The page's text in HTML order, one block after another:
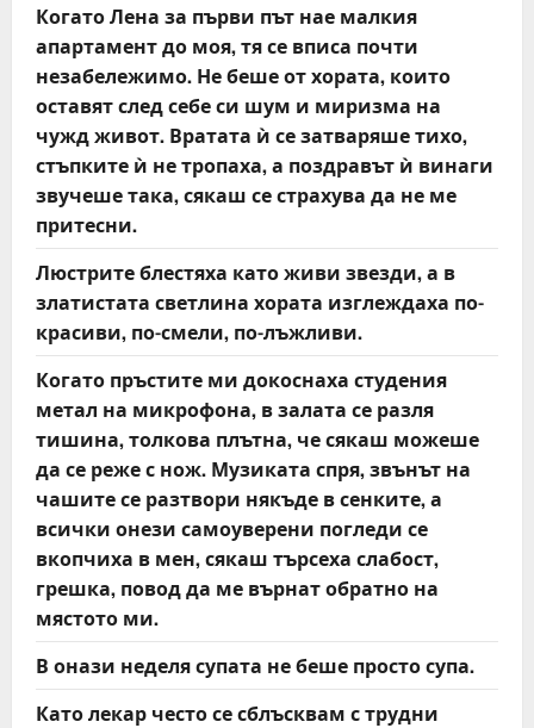
Когато Лена за първи път нае малкия
апартамент до моя, тя се вписа почти
незабележимо. Не беше от хората, които
оставят след себе си шум и миризма на
чужд живот. Вратата ѝ се затваряше тихо,
стъпките ѝ не тропаха, а поздравът ѝ винаги
звучеше така, сякаш се страхува да не ме
притесни.
Люстрите блестяха като живи звезди, а в
златистата светлина хората изглеждаха по-
красиви, по-смели, по-лъжливи.
Когато пръстите ми докоснаха студения
метал на микрофона, в залата се разля
тишина, толкова плътна, че сякаш можеше
да се реже с нож. Музиката спря, звънът на
чашите се разтвори някъде в сенките, а
всички онези самоуверени погледи се
вкопчиха в мен, сякаш търсеха слабост,
грешка, повод да ме върнат обратно на
мястото ми.
В онази неделя супата не беше просто супа.
Като лекар често се сблъсквам с трудни